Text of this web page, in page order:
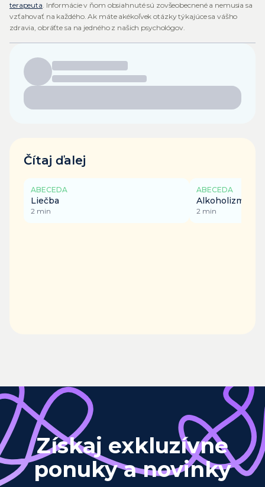
terapeuta. Informácie v ňom obsiahnuté sú zovšeobecnené a nemusia sa
vzťahovať na každého. Ak máte akékoľvek otázky týkajúce sa vášho
zdravia, obráťte sa na jedného z našich psychológov.
Čítaj ďalej
ABECEDA
Liečba
2 min
ABECEDA
Alkoholizmus
2 min
Získaj exkluzívne
ponuky a novinky